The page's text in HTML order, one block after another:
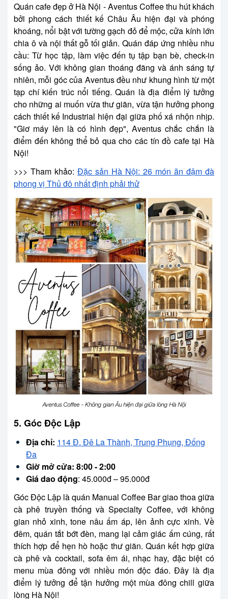
Quán cafe đẹp ở Hà Nội - Aventus Coffee thu hút khách
bởi phong cách thiết kế Châu Âu hiện đại và phóng
khoáng, nổi bật với tường gạch đỏ để mộc, cửa kính lớn
chia ô và nội thất gỗ tối giản. Quán đáp ứng nhiều nhu
cầu: Từ học tập, làm việc đến tụ tập bạn bè, check-in
sống ảo. Với không gian thoáng đãng và ánh sáng tự
nhiên, mỗi góc của Aventus đều như khung hình từ một
tạp chí kiến trúc nổi tiếng. Quán là địa điểm lý tưởng
cho những ai muốn vừa thư giãn, vừa tận hưởng phong
cách thiết kế Industrial hiện đại giữa phố xá nhộn nhịp.
"Giơ máy lên là có hình đẹp", Aventus chắc chắn là
điểm đến không thể bỏ qua cho các tín đồ cafe tại Hà
Nội!
>>> Tham khảo: Đặc sản Hà Nội: 26 món ăn đậm đà
phong vị Thủ đô nhất định phải thử
Aventus Coffee - Không gian Âu hiện đại giữa lòng Hà Nội
5. Góc Độc Lập
Địa chỉ: 114 Đ. Đê La Thành, Trung Phụng, Đống
Đa
Giờ mở cửa: 8:00 - 2:00
Giá dao động: 45.000đ – 95.000đ
Góc Độc Lập là quán Manual Coffee Bar giao thoa giữa
cà phê truyền thống và Specialty Coffee, với không
gian nhỏ xinh, tone nâu ấm áp, lên ảnh cực xinh. Về
đêm, quán tắt bớt đèn, mang lại cảm giác ấm cúng, rất
thích hợp để hẹn hò hoặc thư giãn. Quán kết hợp giữa
cà phê và cocktail, sofa êm ái, nhạc hay, đặc biệt có
menu mùa đông với nhiều món độc đáo. Đây là địa
điểm lý tưởng để tận hưởng một mùa đông chill giữa
lòng Hà Nội!